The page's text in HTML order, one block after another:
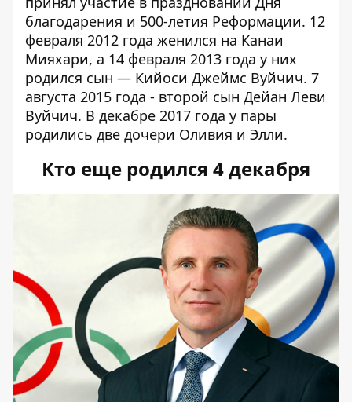
благодарения и 500-летия Реформации. 12
февраля 2012 года женился на Канаи
Мияхари, а 14 февраля 2013 года у них
родился сын — Кийоси Джеймс Вуйчич. 7
августа 2015 года - второй сын Дейан Леви
Вуйчич. В декабре 2017 года у пары
родились две дочери Оливия и Элли.
Кто еще родился 4 декабря